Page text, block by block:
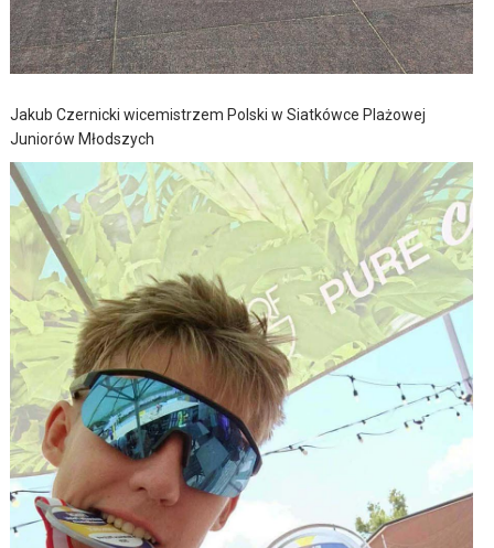
Jakub Czernicki wicemistrzem Polski w Siatkówce Plażowej
Juniorów Młodszych